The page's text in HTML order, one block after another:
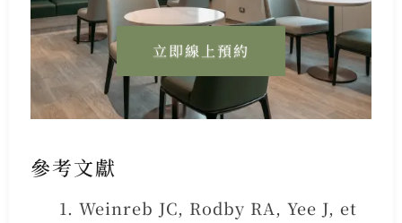
立即線上預約
參考文獻
Weinreb JC, Rodby RA, Yee J, et